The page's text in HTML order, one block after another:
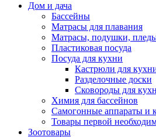
Дом и дача
Бассейны
Матрасы для плавания
Матрасы, подушки,
Пластиковая посуда
Посуда для кухни
Кастрюли для
Разделочные доски
Сковороды для
Химия для бассейнов
Самогонные аппараты и
Товары первой
Зоотовары